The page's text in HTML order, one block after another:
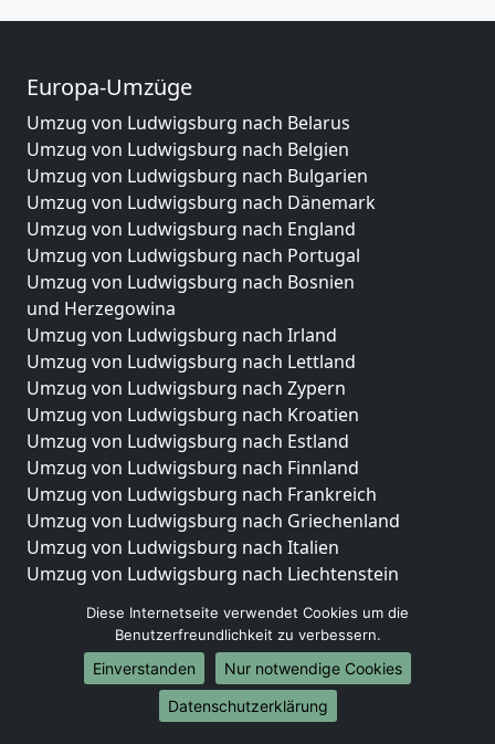
Europa-Umzüge
Umzug von Ludwigsburg nach Belarus
Umzug von Ludwigsburg nach Belgien
Umzug von Ludwigsburg nach Bulgarien
Umzug von Ludwigsburg nach Dänemark
Umzug von Ludwigsburg nach England
Umzug von Ludwigsburg nach Portugal
Umzug von Ludwigsburg nach Bosnien
und Herzegowina
Umzug von Ludwigsburg nach Irland
Umzug von Ludwigsburg nach Lettland
Umzug von Ludwigsburg nach Zypern
Umzug von Ludwigsburg nach Kroatien
Umzug von Ludwigsburg nach Estland
Umzug von Ludwigsburg nach Finnland
Umzug von Ludwigsburg nach Frankreich
Umzug von Ludwigsburg nach Griechenland
Umzug von Ludwigsburg nach Italien
Umzug von Ludwigsburg nach Liechtenstein
Umzug von Ludwigsburg nach Niederlande
Umzug von Ludwigsburg nach Norwegen
Umzüge-Deutschlandweit
Diese Internetseite verwendet Cookies um die
Benutzerfreundlichkeit zu verbessern.
Einverstanden
Nur notwendige Cookies
Datenschutzerklärung